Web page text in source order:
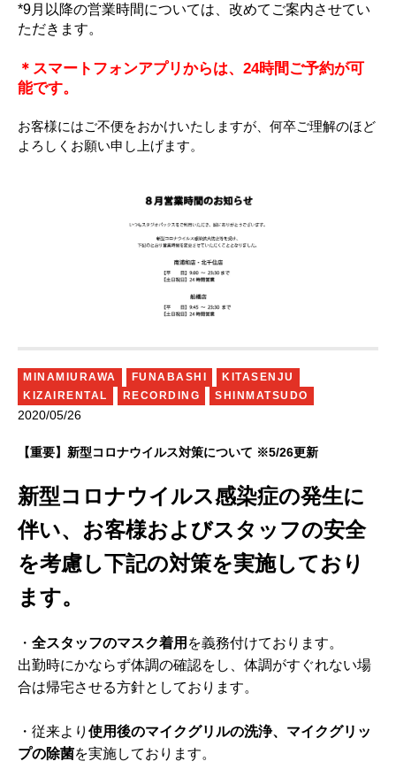
*9月以降の営業時間については、改めてご案内させてい
ただきます。
＊スマートフォンアプリからは、 24時間ご予約が可
能です。
お客様にはご不便をおかけいたしますが、 何卒ご理解のほど
よろしくお願い申し上げます。
MINAMIURAWA FUNABASHI
KITASENJU
KIZAIRENTAL
RECORDING SHINMATSUDO
2020/05/26
【重要】新型コロナウイルス対策について ※5/26更新
新型コロナウイルス感染症の発生に
伴い、 お客様およびスタッフの安全
を考慮し下記の対策を実施しており
ます。
・ 全スタッフのマスク着用 を義務付けております。
出勤時にかならず体調の確認をし、体調がすぐれない場
合は帰宅させる方針としております。
・従来より 使用後のマイクグリルの洗浄、マイクグリッ
プの除菌を実施しております。